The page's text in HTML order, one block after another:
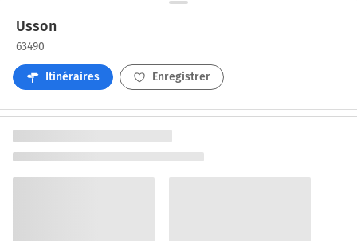
Usson
63490
Itinéraires Enregistrer